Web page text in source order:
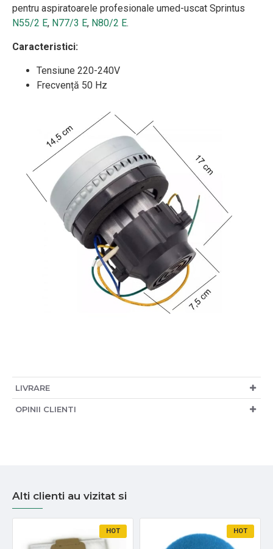
pentru aspiratoarele profesionale umed-uscat Sprintus
N55/2 E, N77/3 E, N80/2 E.
Caracteristici:
Tensiune 220-240V
Frecvență 50 Hz
LIVRARE
OPINII CLIENTI
Alti clienti au vizitat si
HOT HOT